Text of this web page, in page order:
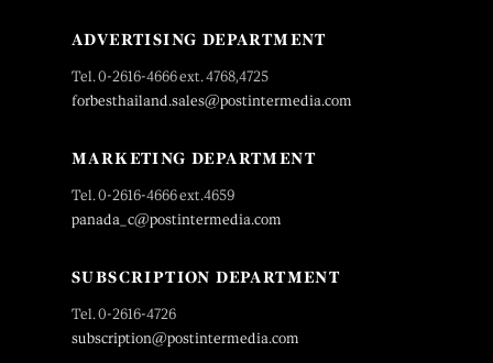
ADVERTISING DEPARTMENT
Tel. 0-2616-4666 ext. 4768,4725
forbesthailand.sales@postintermedia.com
MARKETING DEPARTMENT
Tel. 0-2616-4666 ext.4659
panada_c@postintermedia.com
SUBSCRIPTION DEPARTMENT
Tel. 0-2616-4726
subscription@postintermedia.com